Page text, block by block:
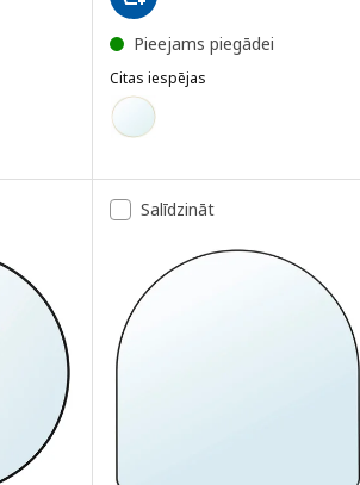
zelta krāsā, 60x170 cm
Pieejams piegādei
Citas iespējas
LINDBYN
Variants: LINDBYN, Spogulis,
Salīdzināt